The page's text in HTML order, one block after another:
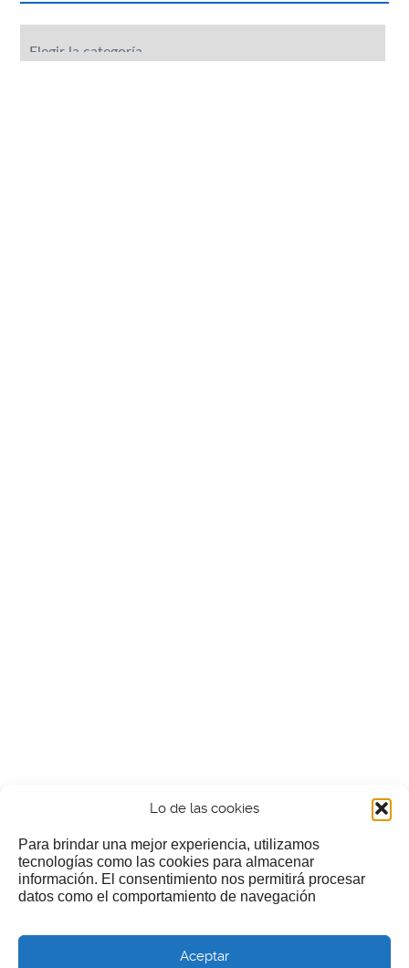
Lo de las cookies
Para brindar una mejor experiencia, utilizamos
tecnologías como las cookies para almacenar
información. El consentimiento nos permitirá procesar
datos como el comportamiento de navegación
Aceptar
¿Nos invitas a un cafecillo?
Si te gusta nuestra web puedes echar limosna a estos